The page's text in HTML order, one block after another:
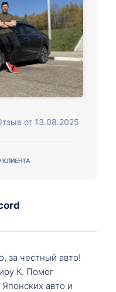
от 13.08.2025
за честный авто!
К. Помог
авто и